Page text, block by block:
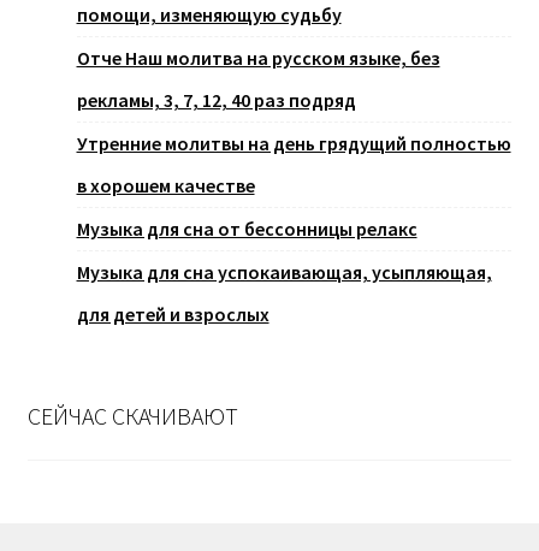
помощи, изменяющую судьбу
Отче Наш молитва на русском языке, без
рекламы, 3, 7, 12, 40 раз подряд
Утренние молитвы на день грядущий полностью
в хорошем качестве
Музыка для сна от бессонницы релакс
Музыка для сна успокаивающая, усыпляющая,
для детей и взрослых
СЕЙЧАС СКАЧИВАЮТ